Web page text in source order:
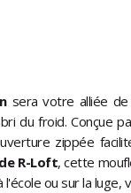
sera votre alliée
du froid. Conçue
zippée
R-Loft, cette
l'école ou sur la